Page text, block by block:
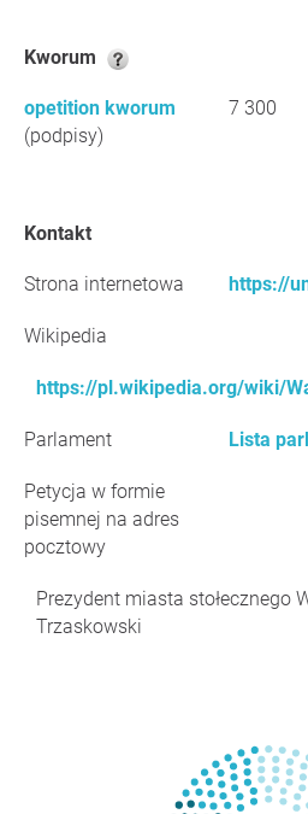
Kworum
opetition kworum
(podpisy)
7 300
Kontakt
Strona internetowa https://
Wikipedia
https://pl.wikipedia.org/wiki/
Parlament Lista
Petycja w formie
pisemnej na adres
pocztowy
Prezydent miasta stołecznego
Trzaskowski